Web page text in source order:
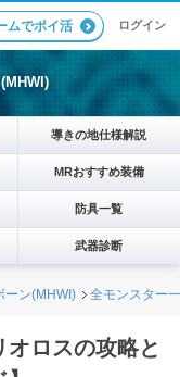
ムでポイ活 ログイン
導きの地仕様解説
MRおすすめ装備
防具一覧
武器診断
ーン(MHWI) 全モンスター
オロスの攻略と